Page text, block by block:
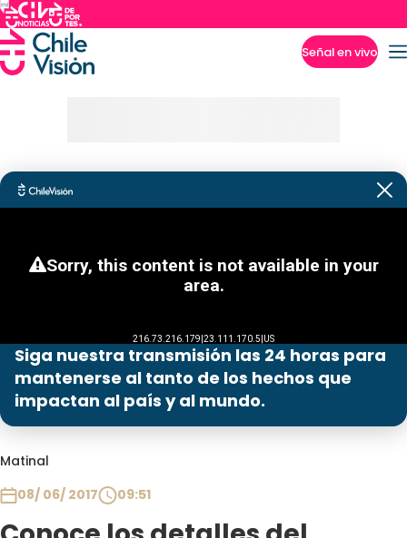
Señal en vivo
Siga nuestra transmisión las 24 horas para
mantenerse al tanto de los hechos que
impactan al país y al mundo.
Matinal
08/ 06/ 2017
09:51
Programas
Club De La Comedia
Contigo en Directo
Plan Perfecto